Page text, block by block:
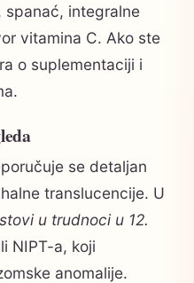
spanać, integralne
vitamina C. Ako ste
o suplementaciji i
se detaljan
translucencije. U
u trudnoci u 12.
NIPT-a, koji
anomalije.